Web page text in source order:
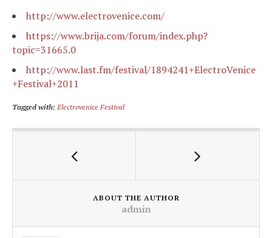
http://www.electrovenice.com/
https://www.brija.com/forum/index.php?
topic=31665.0
http://www.last.fm/festival/1894241+ElectroVenice
+Festival+2011
Tagged with: Electrovenice Festival
ABOUT THE AUTHOR
admin